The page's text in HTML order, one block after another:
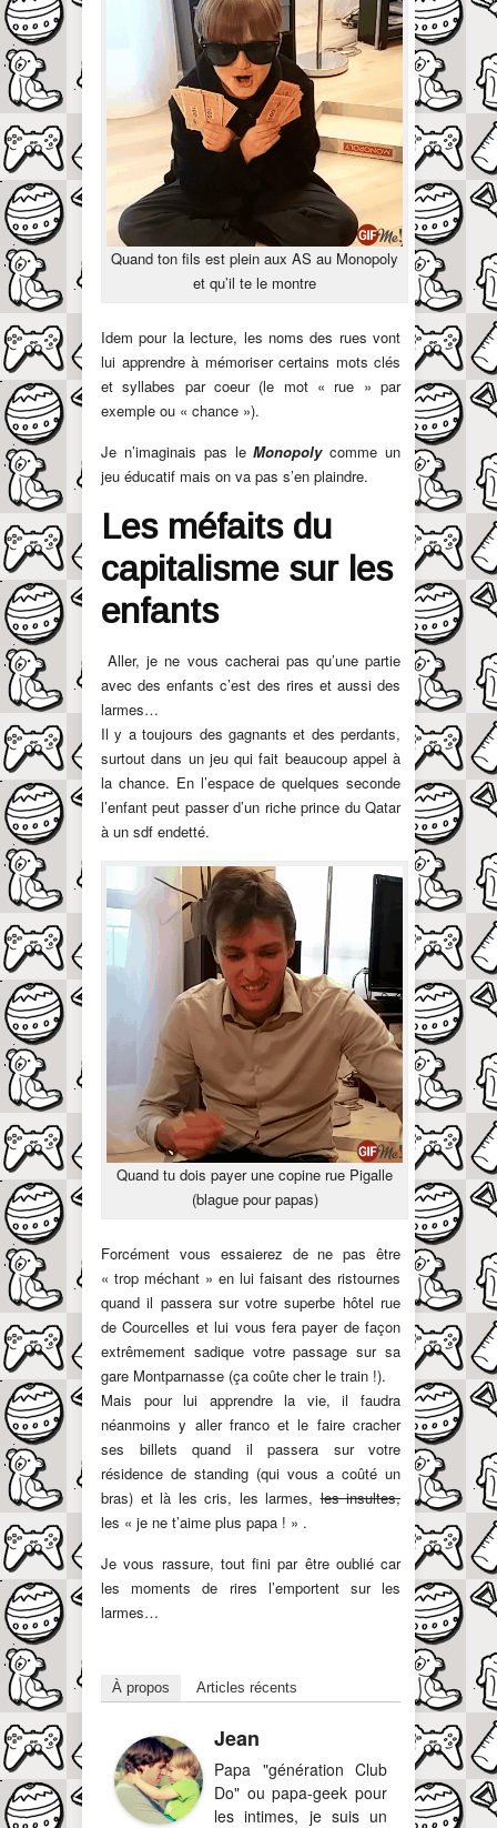
Quand ton fils est plein aux AS au Monopoly
et qu’il te le montre
Idem pour la lecture, les noms des rues vont
lui apprendre à mémoriser certains mots clés
et syllabes par coeur (le mot « rue » par
exemple ou « chance »).
Je n’imaginais pas leMonopolycomme un
jeu éducatif mais on va pas s’en plaindre.
Les méfaits du
capitalisme sur les
enfants
Aller, je ne vous cacherai pas qu’une partie
avec des enfants c’est des rires et aussi des
larmes…
Il y a toujours des gagnants et des perdants,
surtout dans un jeu qui fait beaucoup appel à
la chance. En l’espace de quelques seconde
l’enfant peut passer d’un riche prince du Qatar
à un sdf endetté.
Quand tu dois payer une copine rue Pigalle
(blague pour papas)
Forcément vous essaierez de ne pas être
« trop méchant » en lui faisant des ristournes
quand il passera sur votre superbe hôtel rue
de Courcelles et lui vous fera payer de façon
extrêmement sadique votre passage sur sa
gare Montparnasse (ça coûte cher le train !).
Mais pour lui apprendre la vie, il faudra
néanmoins y aller franco et le faire cracher
ses billets quand il passera sur votre
résidence de standing (qui vous a coûté un
bras) et là les cris, les larmes,les insultes,
les « je ne t’aime plus papa ! » .
Je vous rassure, tout fini par être oublié car
les moments de rires l’emportent sur les
larmes…
À propos Articles récents
Jean
Papa "génération Club
Do" ou papa-geek pour
les intimes, je suis un